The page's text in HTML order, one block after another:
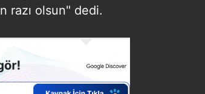
razı olsun" dedi.